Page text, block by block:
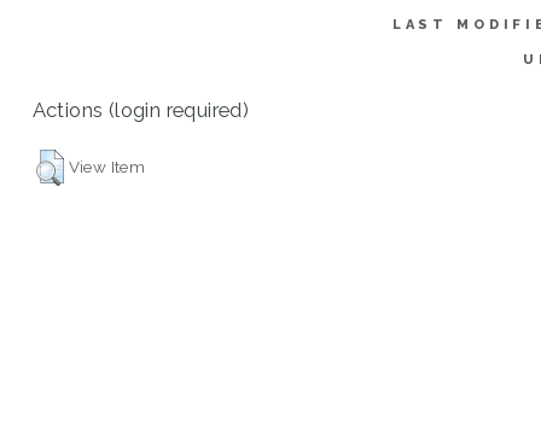
LAST
Actions (login required)
View Item